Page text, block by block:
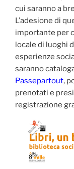
cui saranno a
L’adesione di
importante per
locale di luoghi
esperienze
saranno
Passepartout,
prenotati e
registrazione